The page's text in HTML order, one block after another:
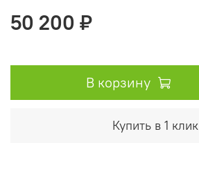
50 200 ₽
В корзину
Купить в 1 клик